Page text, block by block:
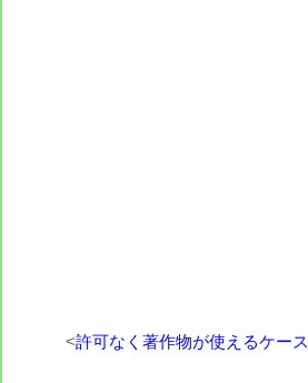
<許可なく著作物が使えるケース